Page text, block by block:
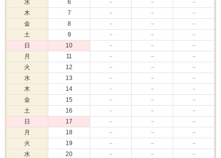
水
6 － －
－
木
7 － －
－
金
8 － －
－
土
9 － －
－
日
10 － －
－
月
11 － －
－
火
12 － －
－
水
13 － －
－
木
14 － －
－
金
15 － －
－
土
16 － －
－
日
17 － －
－
月
18 － －
－
火
19 － －
－
水
20 － －
－